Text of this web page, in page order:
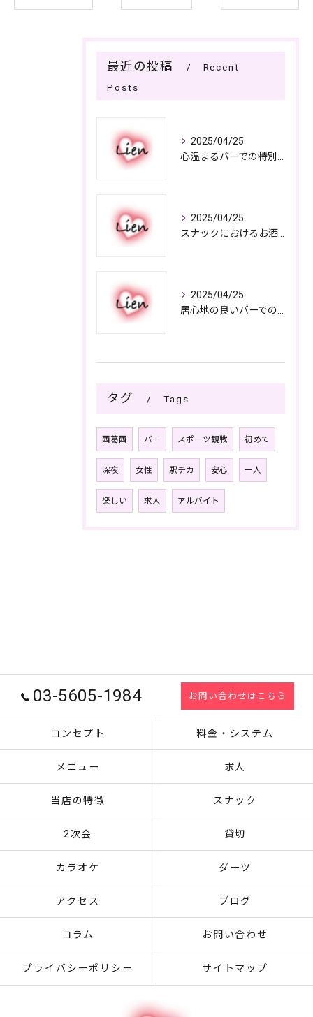
最近の投稿
Recent
Posts
2025/04/25
2025/04/25
2025/04/25
タグ Tags
西葛西 バー スポーツ観戦 初めて
深夜 女性 駅チカ 安心 一人
楽しい 求人 アルバイト
03-5605-1984 お問い合わせはこちら
コンセプト 料金・システム
メニュー 求人
当店の特徴 スナック
2次会 貸切
カラオケ ダーツ
アクセス ブログ
コラム お問い合わせ
プライバシーポリシー サイトマップ